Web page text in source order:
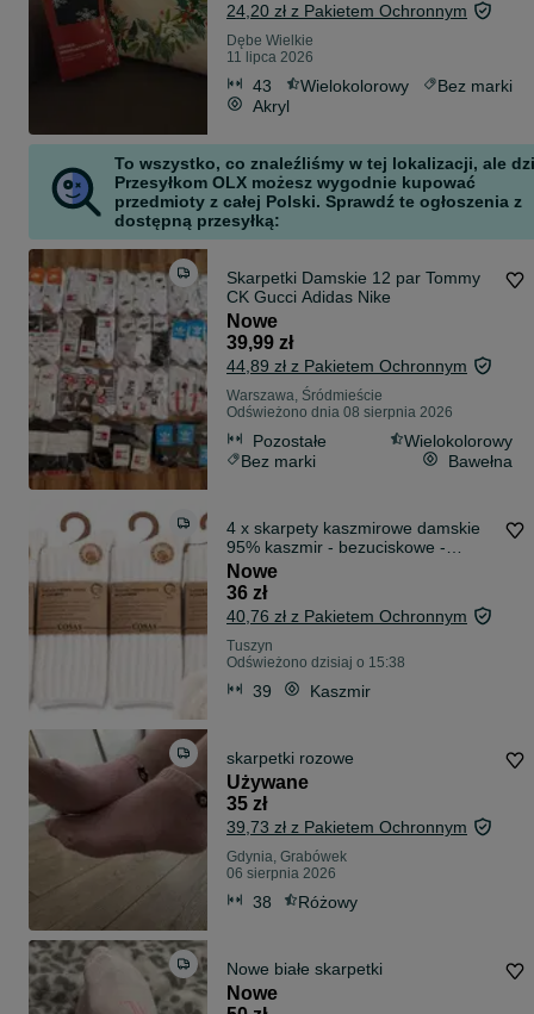
24,20 zł z Pakietem Ochronnym
Dębe Wielkie
11 lipca 2026
43 Wielokolorowy
Bez marki
Akryl
To wszystko, co znaleźliśmy w tej lokalizacji, ale
Przesyłkom OLX możesz wygodnie kupować
przedmioty z całej Polski. Sprawdź te ogłoszenia z
dostępną przesyłką:
Skarpetki Damskie 12 par Tommy
CK Gucci Adidas Nike
Nowe
39,99 zł
44,89 zł z Pakietem Ochronnym
Warszawa, Śródmieście
Odświeżono dnia 08 sierpnia 2026
Pozostałe
Wielokolorowy
Bez marki
Bawełna
4 x skarpety kaszmirowe damskie
95% kaszmir - bezuciskowe -
kremowe 39-42 ATRAKCYJNA
CENA
Nowe
36 zł
40,76 zł z Pakietem Ochronnym
Tuszyn
Odświeżono dzisiaj o 15:38
39 Kaszmir
skarpetki rozowe
Używane
35 zł
39,73 zł z Pakietem Ochronnym
Gdynia, Grabówek
06 sierpnia 2026
38 Różowy
Nowe białe skarpetki
Nowe